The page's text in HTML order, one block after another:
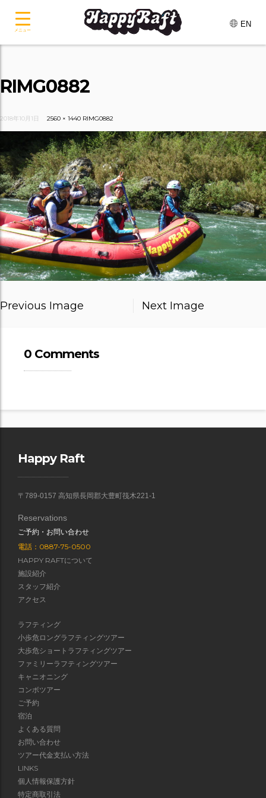
EN
RIMG0882
2018年10月1日 2560 × 1440 RIMG0882
Previous Image Next Image
0 Comments
Happy Raft
〒789-0157 高知県長岡郡大豊町筏木221-1
Reservations
ご予約・お問い合わせ
電話：0887-75-0500
HAPPY RAFTについて
施設紹介
スタッフ紹介
アクセス
ラフティング
小歩危ロングラフティングツアー
大歩危ショートラフティングツアー
ファミリーラフティングツアー
キャニオニング
コンボツアー
ご予約
宿泊
よくある質問
お問い合わせ
ツアー代金支払い方法
LINKS
個人情報保護方針
特定商取引法
メニュー